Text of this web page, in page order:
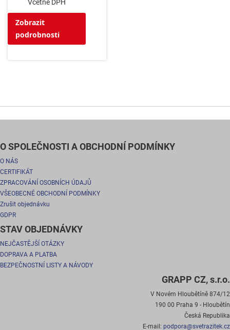
Včetně DPH
Zobrazit
podrobnosti
O SPOLEČNOSTI A OBCHODNÍ PODMÍNKY
O NÁS
CERTIFIKÁT
ZPRACOVÁNÍ OSOBNÍCH ÚDAJŮ
VŠEOBECNÉ OBCHODNÍ PODMÍNKY
Zrušit objednávku
GDPR
STAV OBJEDNÁVKY
NEJČASTĚJŠÍ OTÁZKY
DOPRAVA A PLATBA
BEZPEČNOSTNÍ LISTY A NÁVODY
GRAPP CZ, s.r.o.
V Novém Hloubětíně 874/12
190 00 Praha 9 - Hloubětín
Česká Republika
E-mail: podpora@svetrazitek.cz